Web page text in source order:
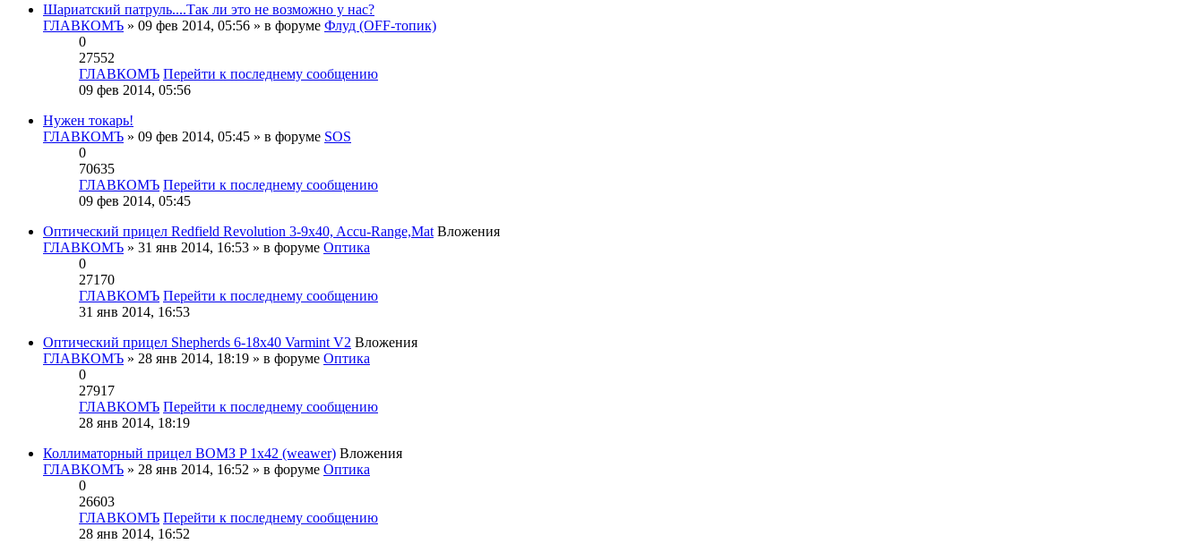
Шариатский патруль....Так ли это не возможно у нас?
ГЛАВКОМЪ » 09 фев 2014, 05:56 » в форуме Флуд (OFF-топик)
0
27552
ГЛАВКОМЪ Перейти к последнему сообщению
09 фев 2014, 05:56
Нужен токарь!
ГЛАВКОМЪ » 09 фев 2014, 05:45 » в форуме SOS
0
70635
ГЛАВКОМЪ Перейти к последнему сообщению
09 фев 2014, 05:45
Оптический прицел Redfield Revolution 3-9x40, Accu-Range,Mat Вложения
ГЛАВКОМЪ » 31 янв 2014, 16:53 » в форуме Оптика
0
27170
ГЛАВКОМЪ Перейти к последнему сообщению
31 янв 2014, 16:53
Оптический прицел Shepherds 6-18x40 Varmint V2 Вложения
ГЛАВКОМЪ » 28 янв 2014, 18:19 » в форуме Оптика
0
27917
ГЛАВКОМЪ Перейти к последнему сообщению
28 янв 2014, 18:19
Коллиматорный прицел ВОМЗ P 1x42 (weawer) Вложения
ГЛАВКОМЪ » 28 янв 2014, 16:52 » в форуме Оптика
0
26603
ГЛАВКОМЪ Перейти к последнему сообщению
28 янв 2014, 16:52